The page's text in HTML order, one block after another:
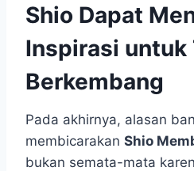
Shio Dapat
Inspirasi untuk
Berkembang
Pada akhirnya, alasan
membicarakan Shio
bukan semata-mata